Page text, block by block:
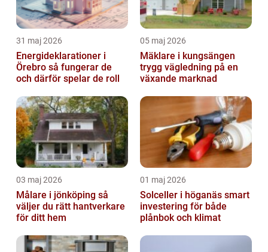
31 maj 2026
Energideklarationer i
Örebro så fungerar de
och därför spelar de roll
05 maj 2026
Mäklare i kungsängen
trygg vägledning på en
växande marknad
03 maj 2026
Målare i jönköping så
väljer du rätt hantverkare
för ditt hem
01 maj 2026
Solceller i höganäs smart
investering för både
plånbok och klimat